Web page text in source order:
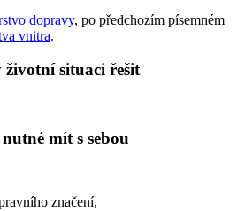
dopravy, po předchozím písemném
vnitra.
situaci řešit
mít s sebou
značení,